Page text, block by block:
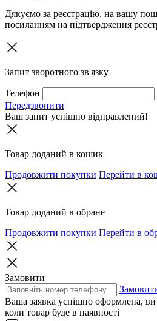
Дякуємо за реєстрацію, на вашу
посиланням на підтвердження
Запит зворотного зв'язку
Телефон
Передзвонити
Ваш запит успішно відправлений!
Товар доданий в кошик
Продовжити покупки Перейти в
Товар доданий в обране
Продовжити покупки Перейти в
Замовити
Ваша заявка успішно оформлена,
коли товар буде в наявності